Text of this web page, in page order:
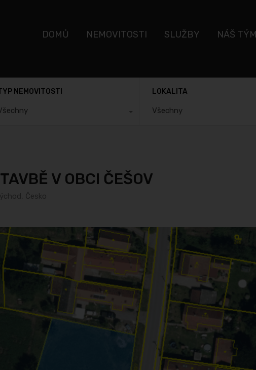
DOMŮ NEMOVITOSTI SLUŽBY NÁŠ TÝM
NEMOVITOSTI LOKALITA
Všechny
V OBCI ČEŠOV